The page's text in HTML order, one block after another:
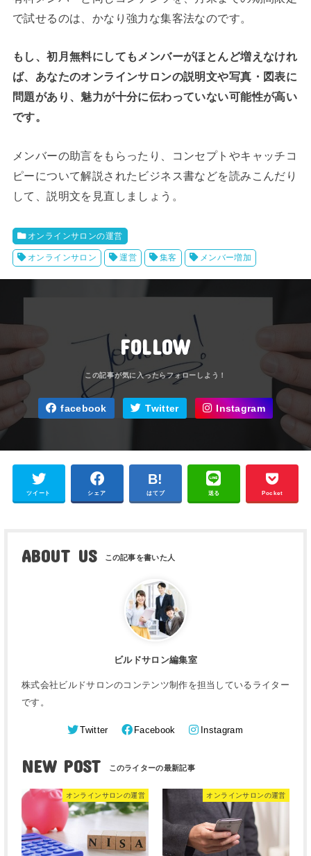
で試せるのは、かなり強力な集客法なのです。
もし、初月無料にしてもメンバーがほとんど増えなけれ
ば、あなたのオンラインサロンの説明文や写真・図表に
問題があり、魅力が十分に伝わっていない可能性が高い
です。
メンバーの助言をもらったり、コンセプトやキャッチコ
ピーについて解説されたビジネス書などを読みこんだり
して、説明文を見直しましょう。
オンラインサロンの運営
オンラインサロン 運営 集客 メンバー増加
FOLLOW
facebook Twitter Instagram
ツイート シェア はてブ 送る Pocket
ABOUT US
ビルドサロン編集室
株式会社ビルドサロンのコンテンツ制作を担当しているライター
です。
Twitter Facebook Instagram
NEW POST
オンラインサロンの運営 オンラインサロンの運営